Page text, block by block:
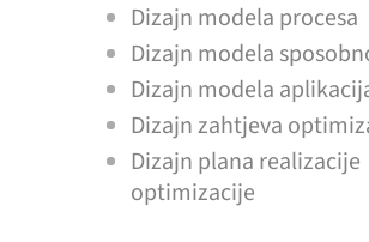
Dizajn modela procesa
Dizajn modela
Dizajn modela
Dizajn zahtjeva
Dizajn plana realizacije
optimizacije